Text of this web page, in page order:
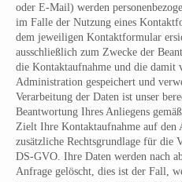
oder E-Mail) werden
im Falle der Nutzung eines
dem jeweiligen Kontaktformular
ausschließlich zum Zwecke der
die Kontaktaufnahme und die damit
Administration gespeichert und
Verarbeitung der Daten ist unser
Beantwortung Ihres Anliegens
Zielt Ihre Kontaktaufnahme auf den
zusätzliche Rechtsgrundlage für
DS-GVO. Ihre Daten werden nach
Anfrage gelöscht, dies ist der Fall,